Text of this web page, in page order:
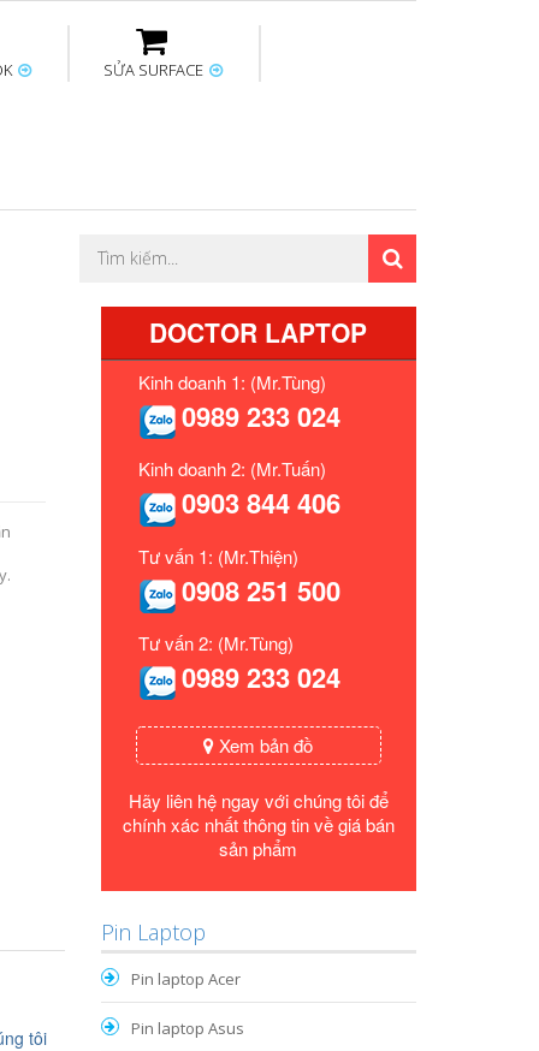
Thay bàn phím
SỬA SURFACE
Thay sạc Surface Sửa Mainboard
tôi
DOCTOR LAPTOP
Kinh doanh 1: (Mr.Tùng)
0989 233 024
Kinh doanh 2: (Mr.Tuấn)
0903 844 406
Tư vấn 1: (Mr.Thiện)
0908 251 500
Tư vấn 2: (Mr.Tùng)
0989 233 024
Xem bản đồ
Hãy liên hệ ngay với chúng tôi để
chính xác nhất thông tin về giá bán
sản phẩm
Pin Laptop
Pin laptop Acer
Pin laptop Asus